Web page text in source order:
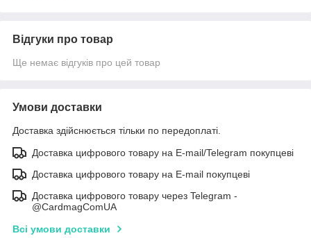
Відгуки про товар
Ще немає відгуків про цей товар
Умови доставки
Доставка здійснюється тільки по передоплаті.
Доставка цифрового товару на E-mail/Telegram покупцеві
Доставка цифрового товару на E-mail покупцеві
Доставка цифрового товару через Telegram -
@CardmagComUA
Всі умови доставки